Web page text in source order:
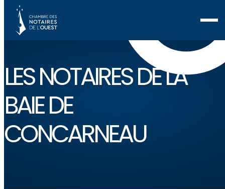
LES NOTAIRES DE LA
BAIE DE
CONCARNEAU